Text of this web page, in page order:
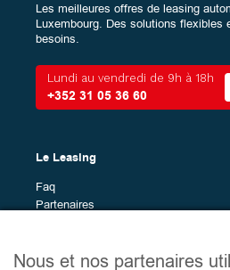
Les meilleures offres de leasing
Luxembourg. Des solutions flexibles
besoins.
Lundi au vendredi de 9h à 18h
+352 31 05 36 60
Le Leasing
Faq
Partenaires
Nous et nos partenaires